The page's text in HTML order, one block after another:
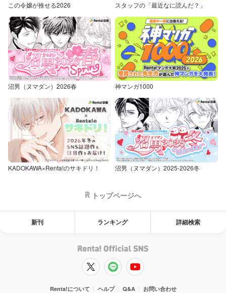
この令嬢が推せる2026 スタッフの「最近なに読んだ？」
沼男（ヌマダン）2026春 神マンガ1000
KADOKAWA×Renta!のサキドリ！ 沼男（ヌマダン）2025-2026冬
トップページへ
新刊 ランキング 詳細検索
Renta!について ヘルプ Q&A
お問い合わせ